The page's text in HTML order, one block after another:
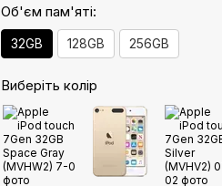
Об'єм пам'яті:
32GB 128GB 256GB
Виберіть колір